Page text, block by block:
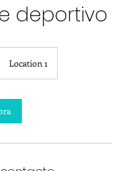
deportivo
Location 1